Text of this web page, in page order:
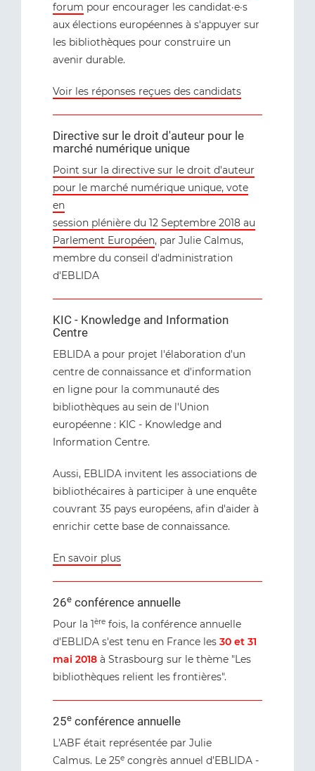
forum pour encourager les candidat·e·s
aux élections européennes à s'appuyer sur
les bibliothèques pour construire un
avenir durable.
Voir les réponses reçues des candidats
Directive sur le droit d'auteur pour le
marché numérique unique
Point sur la directive sur le droit d'auteur
pour le marché numérique unique, vote
en
session plénière du 12 Septembre 2018 au
Parlement Européen, par Julie Calmus,
membre du conseil d'administration
d'EBLIDA
KIC - Knowledge and Information
Centre
EBLIDA a pour projet l'élaboration d'un
centre de connaissance et d'information
en ligne pour la communauté des
bibliothèques au sein de l'Union
européenne : KIC - Knowledge and
Information Centre.
Aussi, EBLIDA invitent les associations de
bibliothécaires à participer à une enquête
couvrant 35 pays européens, afin d'aider à
enrichir cette base de connaissance.
En savoir plus
26e conférence annuelle
Pour la 1ère fois, la conférence annuelle
d'EBLIDA s'est tenu en France les 30 et 31
mai 2018 à Strasbourg sur le thème "Les
bibliothèques relient les frontières".
25e conférence annuelle
L'ABF était représentée par Julie
Calmus. Le 25e congrès annuel d’EBLIDA -